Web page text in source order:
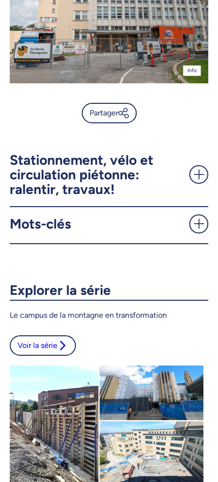
Info
Partager
à la rentrée - UdeMnouvelles
X.com Facebook
Copier le lien
Stationnement, vélo et
circulation piétonne:
ralentir, travaux!
Mots-clés
Explorer la série
Le campus de la montagne en transformation
Voir la série